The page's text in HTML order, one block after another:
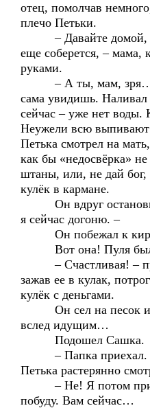
отец, помолчав
плечо Петьки.
– Давайте домой,
еще соберется, – мама,
руками.
– А ты, мам, зря…
сама увидишь.
сейчас – уже нет воды.
Неужели всю
Петька смотрел на
как бы «недосвёрка»
штаны, или, не дай бог,
кулёк в кармане.
Он вдруг
я сейчас догоню. –
Он побежал к
Вот она! Пуля
– Счастливая! –
зажав ее в кулак,
кулёк с деньгами.
Он сел на песок и
вслед идущим…
Подошел Сашка.
– Папка приехал.
Петька растерянно
– Не! Я потом
побуду. Вам сейчас…